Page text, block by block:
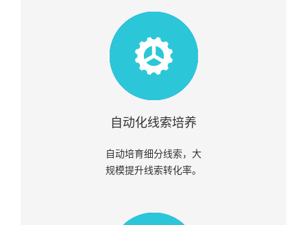
自动化线索培养
自动培育细分线索，大
规模提升线索转化率。